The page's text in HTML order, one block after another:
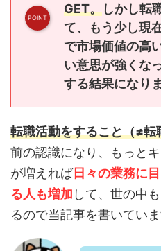
GET。しかし転
て、もう少し現
で市場価値の高
い意思が強くな
する結果になり
転職活動をすること（≠転
前の認識になり、もっと
が増えれば日々の業務に
る人も増加 して、世の中
るので当記事を書いていま